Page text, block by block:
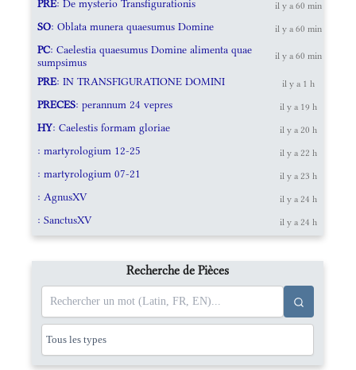
PRE: De mysterio Transfigurationis il y a 60 min
SO: Oblata munera quaesumus Domine il y a 60 min
PC: Caelestia quaesumus Domine alimenta quae
sumpsimus
il y a 60 min
PRE: IN TRANSFIGURATIONE DOMINI il y a 1 h
PRECES: perannum 24 vepres il y a 19 h
HY: Caelestis formam gloriae il y a 20 h
: martyrologium 12-25 il y a 22 h
: martyrologium 07-21 il y a 23 h
: AgnusXV il y a 24 h
: SanctusXV il y a 24 h
Recherche de Pièces